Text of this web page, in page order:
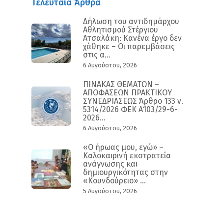
Τελευταία Άρθρα
Δήλωση του αντιδημάρχου
Αθλητισμού Στέργιου
Ατσαλάκη: Κανένα έργο δεν
χάθηκε – Οι παρεμβάσεις
στις α...
6 Αυγούστου, 2026
ΠΙΝΑΚΑΣ ΘΕΜΑΤΩΝ –
ΑΠΟΦΑΣΕΩΝ ΠΡΑΚΤΙΚΟΥ
ΣΥΝΕΔΡΙΑΣΕΩΣ Άρθρο 133 ν.
5314/2026 ΦΕΚ Α΄103/29-6-
2026...
6 Αυγούστου, 2026
«Ο ήρωας μου, εγώ» –
Καλοκαιρινή εκστρατεία
ανάγνωσης και
δημιουργικότητας στην
«Κουνδούρειο» ...
5 Αυγούστου, 2026